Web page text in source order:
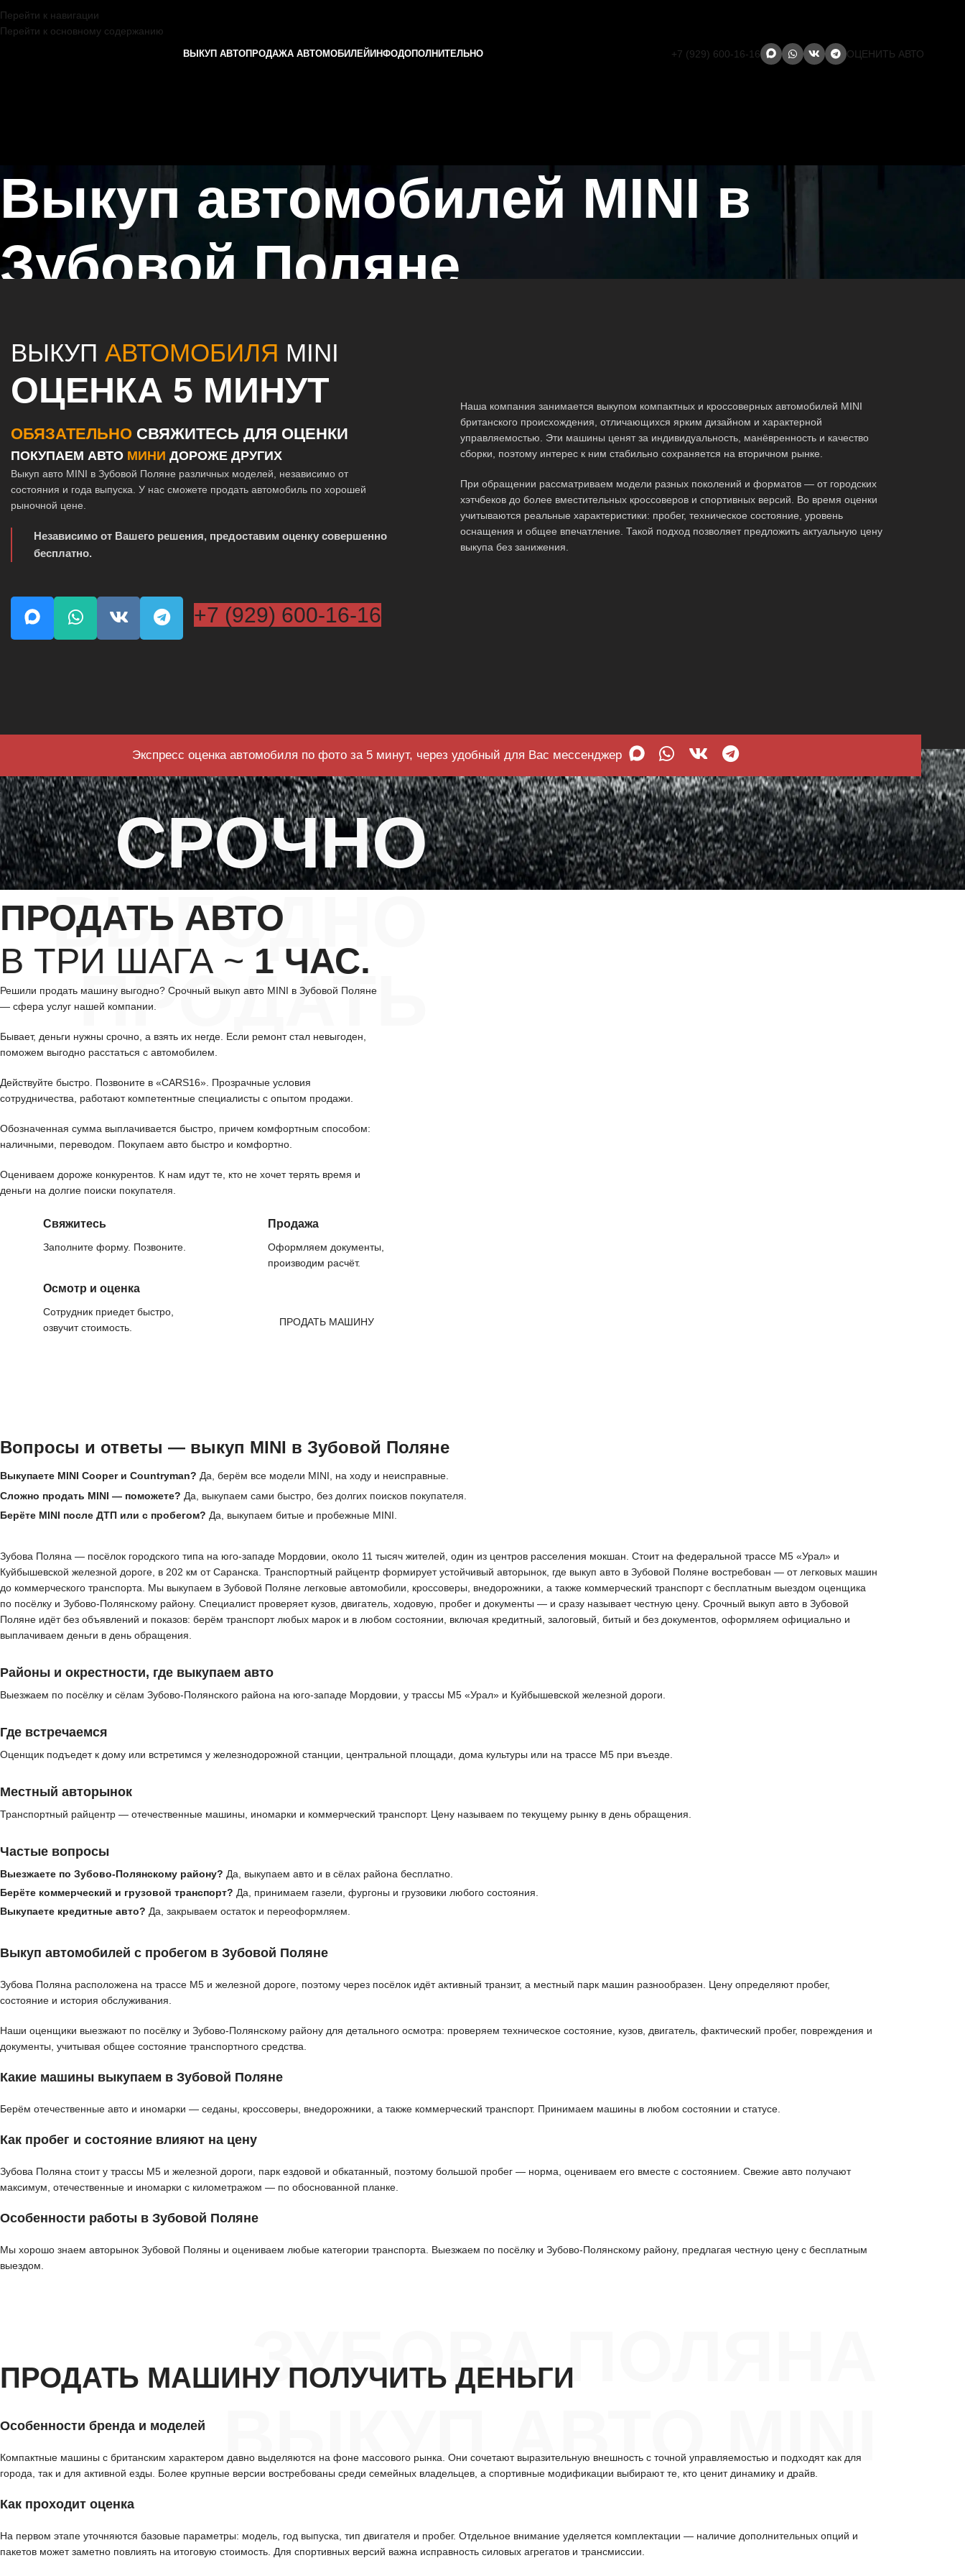
Перейти к навигации
Перейти к основному содержанию
ВЫКУП АВТОПРОДАЖА АВТОМОБИЛЕЙ ИНФОДОПОЛНИТЕЛЬНО +7 (929) 600-16-16 ОЦЕНИТЬ АВТО
Выкуп автомобилей MINI в
Зубовой Поляне
ВЫКУП АВТОМОБИЛЯ MINI
ОЦЕНКА 5 МИНУТ
ОБЯЗАТЕЛЬНО СВЯЖИТЕСЬ ДЛЯ ОЦЕНКИ
ПОКУПАЕМ АВТО МИНИ ДОРОЖЕ ДРУГИХ
Выкуп авто MINI в Зубовой Поляне различных моделей, независимо от
состояния и года выпуска. У нас сможете продать автомобиль по хорошей
рыночной цене.
Независимо от Вашего решения, предоставим оценку совершенно
бесплатно.
+7 (929) 600-16-16
Наша компания занимается выкупом компактных и кроссоверных автомобилей MINI
британского происхождения, отличающихся ярким дизайном и характерной
управляемостью. Эти машины ценят за индивидуальность, манёвренность и качество
сборки, поэтому интерес к ним стабильно сохраняется на вторичном рынке.
При обращении рассматриваем модели разных поколений и форматов — от городских
хэтчбеков до более вместительных кроссоверов и спортивных версий. Во время оценки
учитываются реальные характеристики: пробег, техническое состояние, уровень
оснащения и общее впечатление. Такой подход позволяет предложить актуальную цену
выкупа без занижения.
Экспресс оценка автомобиля по фото за 5 минут, через удобный для Вас мессенджер
СРОЧНО
ВЫГОДНО
ПРОДАТЬ
ПРОДАТЬ АВТО
В ТРИ ШАГА ~ 1 ЧАС.
Решили продать машину выгодно? Срочный выкуп авто MINI в Зубовой Поляне
— сфера услуг нашей компании.
Бывает, деньги нужны срочно, а взять их негде. Если ремонт стал невыгоден,
поможем выгодно расстаться с автомобилем.
Действуйте быстро. Позвоните в «CARS16». Прозрачные условия
сотрудничества, работают компетентные специалисты с опытом продажи.
Обозначенная сумма выплачивается быстро, причем комфортным способом:
наличными, переводом. Покупаем авто быстро и комфортно.
Оцениваем дороже конкурентов. К нам идут те, кто не хочет терять время и
деньги на долгие поиски покупателя.
Свяжитесь
Заполните форму. Позвоните.
Осмотр и оценка
Сотрудник приедет быстро,
озвучит стоимость.
Продажа
Оформляем документы,
производим расчёт.
ПРОДАТЬ МАШИНУ
Вопросы и ответы — выкуп MINI в Зубовой Поляне
Выкупаете MINI Cooper и Countryman? Да, берём все модели MINI, на ходу и неисправные.
Сложно продать MINI — поможете? Да, выкупаем сами быстро, без долгих поисков покупателя.
Берёте MINI после ДТП или с пробегом? Да, выкупаем битые и пробежные MINI.
Зубова Поляна — посёлок городского типа на юго-западе Мордовии, около 11 тысяч жителей, один из центров расселения мокшан. Стоит на федеральной трассе М5 «Урал» и
Куйбышевской железной дороге, в 202 км от Саранска. Транспортный райцентр формирует устойчивый авторынок, где выкуп авто в Зубовой Поляне востребован — от легковых машин
до коммерческого транспорта. Мы выкупаем в Зубовой Поляне легковые автомобили, кроссоверы, внедорожники, а также коммерческий транспорт с бесплатным выездом оценщика
по посёлку и Зубово-Полянскому району. Специалист проверяет кузов, двигатель, ходовую, пробег и документы — и сразу называет честную цену. Срочный выкуп авто в Зубовой
Поляне идёт без объявлений и показов: берём транспорт любых марок и в любом состоянии, включая кредитный, залоговый, битый и без документов, оформляем официально и
выплачиваем деньги в день обращения.
Районы и окрестности, где выкупаем авто
Выезжаем по посёлку и сёлам Зубово-Полянского района на юго-западе Мордовии, у трассы М5 «Урал» и Куйбышевской железной дороги.
Где встречаемся
Оценщик подъедет к дому или встретимся у железнодорожной станции, центральной площади, дома культуры или на трассе М5 при въезде.
Местный авторынок
Транспортный райцентр — отечественные машины, иномарки и коммерческий транспорт. Цену называем по текущему рынку в день обращения.
Частые вопросы
Выезжаете по Зубово-Полянскому району? Да, выкупаем авто и в сёлах района бесплатно.
Берёте коммерческий и грузовой транспорт? Да, принимаем газели, фургоны и грузовики любого состояния.
Выкупаете кредитные авто? Да, закрываем остаток и переоформляем.
Выкуп автомобилей с пробегом в Зубовой Поляне
Зубова Поляна расположена на трассе М5 и железной дороге, поэтому через посёлок идёт активный транзит, а местный парк машин разнообразен. Цену определяют пробег,
состояние и история обслуживания.
Наши оценщики выезжают по посёлку и Зубово-Полянскому району для детального осмотра: проверяем техническое состояние, кузов, двигатель, фактический пробег, повреждения и
документы, учитывая общее состояние транспортного средства.
Какие машины выкупаем в Зубовой Поляне
Берём отечественные авто и иномарки — седаны, кроссоверы, внедорожники, а также коммерческий транспорт. Принимаем машины в любом состоянии и статусе.
Как пробег и состояние влияют на цену
Зубова Поляна стоит у трассы М5 и железной дороги, парк ездовой и обкатанный, поэтому большой пробег — норма, оцениваем его вместе с состоянием. Свежие авто получают
максимум, отечественные и иномарки с километражом — по обоснованной планке.
Особенности работы в Зубовой Поляне
Мы хорошо знаем авторынок Зубовой Поляны и оцениваем любые категории транспорта. Выезжаем по посёлку и Зубово-Полянскому району, предлагая честную цену с бесплатным
выездом.
ЗУБОВА ПОЛЯНА
ВЫКУП АВТО MINI
ПРОДАТЬ МАШИНУ ПОЛУЧИТЬ ДЕНЬГИ
Особенности бренда и моделей
Компактные машины с британским характером давно выделяются на фоне массового рынка. Они сочетают выразительную внешность с точной управляемостью и подходят как для
города, так и для активной езды. Более крупные версии востребованы среди семейных владельцев, а спортивные модификации выбирают те, кто ценит динамику и драйв.
Как проходит оценка
На первом этапе уточняются базовые параметры: модель, год выпуска, тип двигателя и пробег. Отдельное внимание уделяется комплектации — наличие дополнительных опций и
пакетов может заметно повлиять на итоговую стоимость. Для спортивных версий важна исправность силовых агрегатов и трансмиссии.